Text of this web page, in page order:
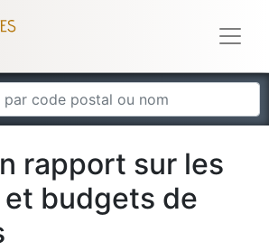
rapport sur les
budgets de